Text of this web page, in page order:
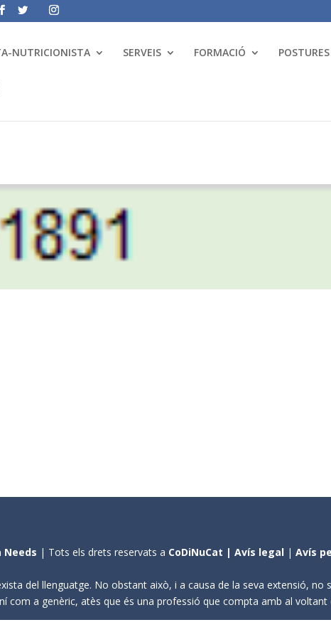
NUTRICIONISTA SERVEIS FORMACIÓ
Needs | Tots els drets reservats a CoDiNuCat |Avís legal |Avís
del llenguatge. No obstant això, i a causa de la seva extensió, no
com a genèric, atès que és una professió que compta amb al voltant